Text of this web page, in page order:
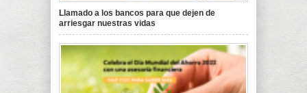
Llamado a los bancos para que dejen de
arriesgar nuestras vidas